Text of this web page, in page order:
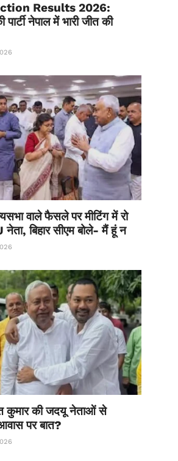
Results 2026:
पार्टी नेपाल में भारी जीत की
वाले फैसले पर मीटिंग में रो
बिहार सीएम बोले- मैं हूं न
कुमार की जदयू नेताओं से
पर बात?